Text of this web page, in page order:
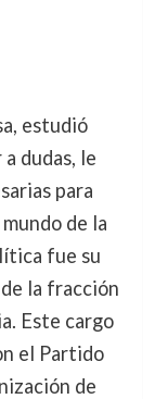
estudió
dudas, le
para
de la
fue su
la fracción
Este cargo
el Partido
de